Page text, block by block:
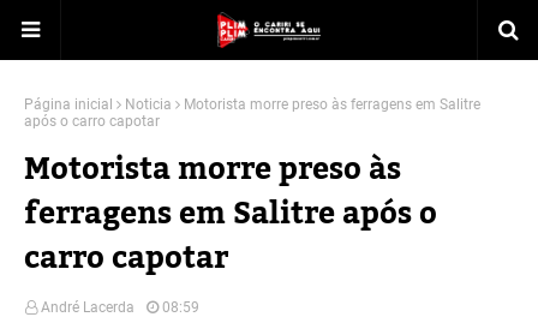
Página inicial Noticia
Motorista morre preso às ferragens em Salitre
após o carro capotar
Motorista morre preso às
ferragens em Salitre após o
carro capotar
André Lacerda 08:59